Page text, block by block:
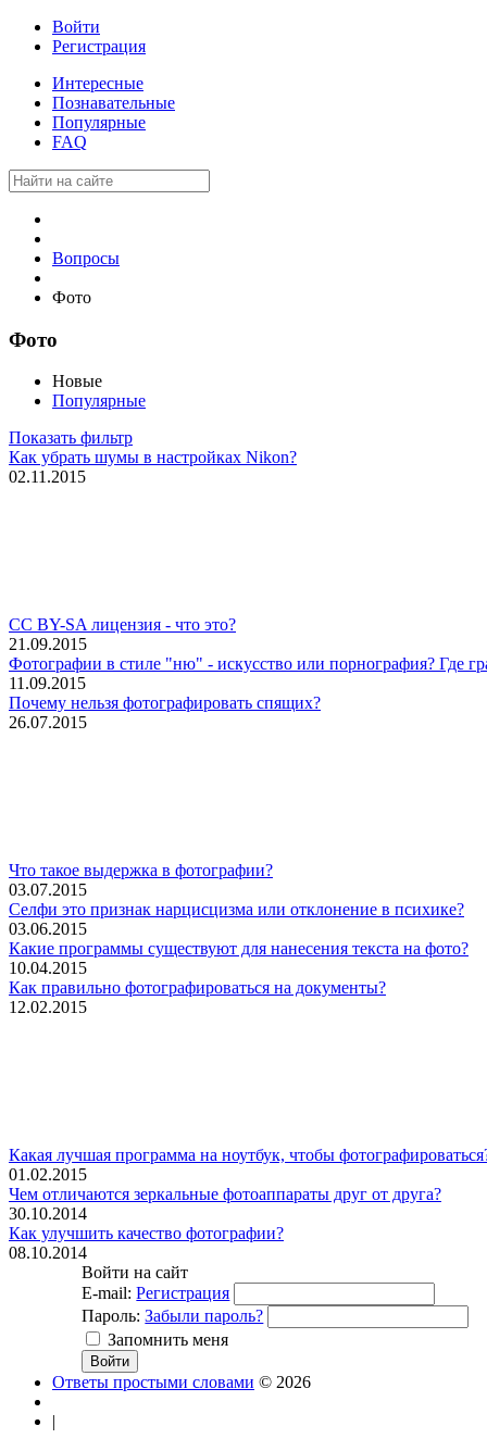
Войти
Регистрация
Интересные
Познавательные
Популярные
FAQ
Вопросы
Фото
Фото
Новые
Популярные
Показать фильтр
Как убрать шумы в настройках Nikon?
02.11.2015
CC BY-SA лицензия - что это?
21.09.2015
Фотографии в стиле "ню" - искусство или порнография? Где
11.09.2015
Почему нельзя фотографировать спящих?
26.07.2015
Что такое выдержка в фотографии?
03.07.2015
Селфи это признак нарцисцизма или отклонение в психике?
03.06.2015
Какие программы существуют для нанесения текста на фото?
10.04.2015
Как правильно фотографироваться на документы?
12.02.2015
Какая лучшая программа на ноутбук, чтобы
01.02.2015
Чем отличаются зеркальные фотоаппараты друг от друга?
30.10.2014
Как улучшить качество фотографии?
08.10.2014
Войти на сайт
E-mail: Регистрация
Пароль: Забыли пароль?
Запомнить меня
Ответы простыми словами © 2026
|